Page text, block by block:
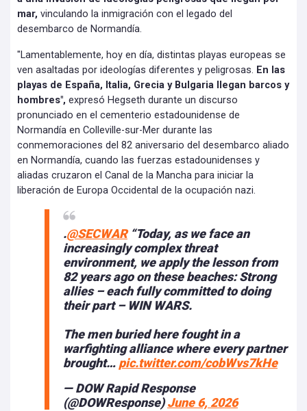
mar, vinculando la inmigración con el legado del
desembarco de Normandía.
"Lamentablemente, hoy en día, distintas playas europeas se
ven asaltadas por ideologías diferentes y peligrosas. En las
playas de España, Italia, Grecia y Bulgaria llegan barcos y
hombres", expresó Hegseth durante un discurso
pronunciado en el cementerio estadounidense de
Normandía en Colleville-sur-Mer durante las
conmemoraciones del 82 aniversario del desembarco aliado
en Normandía, cuando las fuerzas estadounidenses y
aliadas cruzaron el Canal de la Mancha para iniciar la
liberación de Europa Occidental de la ocupación nazi.
.@SECWAR“Today, as we face an
increasingly complex threat
environment, we apply the lesson from
82 years ago on these beaches: Strong
allies – each fully committed to doing
their part – WIN WARS.
The men buried here fought in a
warfighting alliance where every partner
brought… pic.twitter.com/cobWvs7kHe
— DOW Rapid Response
(@DOWResponse)June 6, 2026